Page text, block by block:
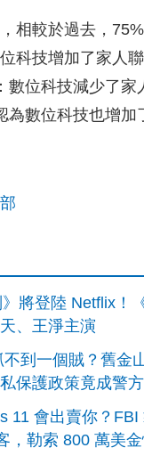
相較於過去，
科技增加了家人
數位科技減少了家
為數位科技也增加
》將登陸 Netflix！
、王淨主演
到一個賊？舊金
保護政策竟成警
11 會出賣你？FBI
，勒索 800 萬美